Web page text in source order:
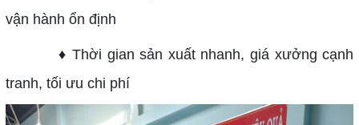
vận hành ổn định
♦ Thời gian sản xuất nhanh, giá xưởng cạnh
tranh, tối ưu chi phí